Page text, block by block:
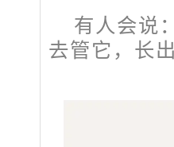
有人会说
去管它，长